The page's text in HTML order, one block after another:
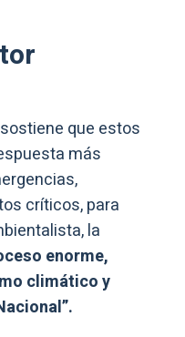
que estos
más
críticos, para
la
enorme,
climático y